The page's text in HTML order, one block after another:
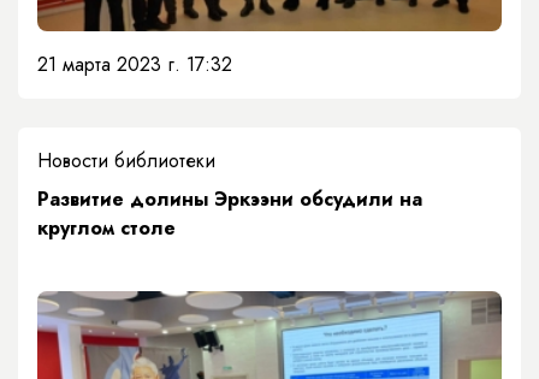
21 марта 2023 г. 17:32
Новости библиотеки
​Развитие долины Эркээни обсудили на
круглом столе